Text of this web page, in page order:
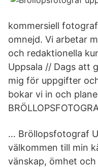
kommersiell
omnejd. Vi arbetar
och redaktionella
Uppsala // Dags att
mig för uppgifter
bokar vi in och
… Bröllopsfotograf
välkommen till min
vänskap, ömhet och